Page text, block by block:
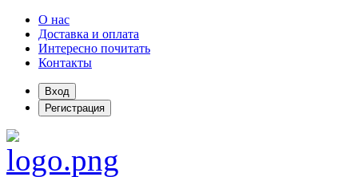
О нас
Доставка и оплата
Интересно почитать
Контакты
Вход
Регистрация